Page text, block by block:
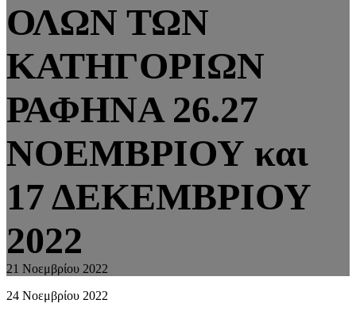
ΟΛΩΝ ΤΩΝ
ΚΑΤΗΓΟΡΙΩΝ
ΡΑΦΗΝΑ 26.27
ΝΟΕΜΒΡΙΟΥ και
17 ΔΕΚΕΜΒΡΙΟΥ
2022
21 Νοεμβρίου 2022
24 Νοεμβρίου 2022